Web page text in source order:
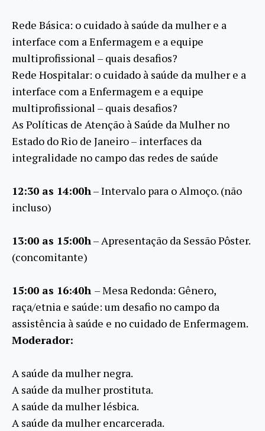
Rede Básica: o cuidado à saúde da mulher e a
interface com a Enfermagem e a equipe
multiprofissional – quais desafios?
Rede Hospitalar: o cuidado à saúde da mulher e a
interface com a Enfermagem e a equipe
multiprofissional – quais desafios?
As Políticas de Atenção à Saúde da Mulher no
Estado do Rio de Janeiro – interfaces da
integralidade no campo das redes de saúde
12:30 as 14:00h– Intervalo para o Almoço. (não
incluso)
13:00 as 15:00h– Apresentação da Sessão Pôster.
(concomitante)
15:00 as 16:40h – Mesa Redonda: Gênero,
raça/etnia e saúde: um desafio no campo da
assistência à saúde e no cuidado de Enfermagem.
Moderador:
A saúde da mulher negra.
A saúde da mulher prostituta.
A saúde da mulher lésbica.
A saúde da mulher encarcerada.